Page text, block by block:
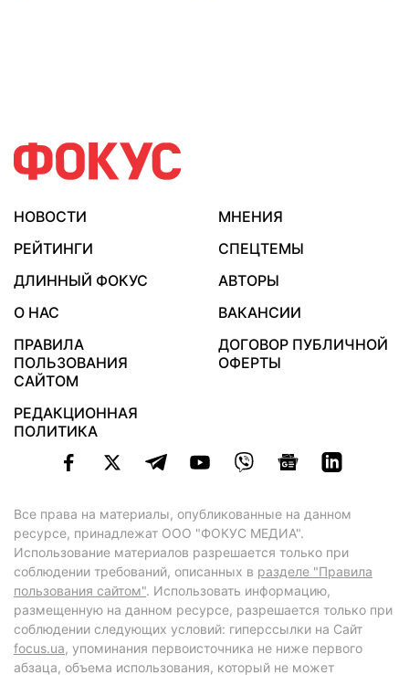
НОВОСТИ
МНЕНИЯ
РЕЙТИНГИ
СПЕЦТЕМЫ
ДЛИННЫЙ ФОКУС
АВТОРЫ
О НАС
ВАКАНСИИ
ПРАВИЛА
ПОЛЬЗОВАНИЯ
САЙТОМ
ДОГОВОР ПУБЛИЧНОЙ
ОФЕРТЫ
РЕДАКЦИОННАЯ
ПОЛИТИКА
Все права на материалы, опубликованные на данном
ресурсе, принадлежат ООО "ФОКУС МЕДИА".
Использование материалов разрешается только при
соблюдении требований, описанных в разделе "Правила
пользования сайтом". Использовать информацию,
размещенную на данном ресурсе, разрешается только при
соблюдении следующих условий: гиперссылки на Сайт
focus.ua, упоминания первоисточника не ниже первого
абзаца, объема использования, который не может